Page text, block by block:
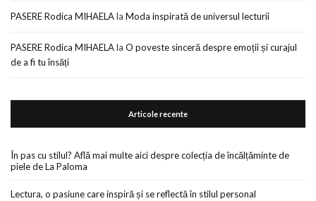
PASERE Rodica MIHAELAla Moda inspirată de universul lecturii
PASERE Rodica MIHAELAla O poveste sinceră despre emoții și curajul
de a fi tu însăți
Articole recente
În pas cu stilul? Află mai multe aici despre colecția de încălțăminte de
piele de La Paloma
Lectura, o pasiune care inspiră și se reflectă în stilul personal